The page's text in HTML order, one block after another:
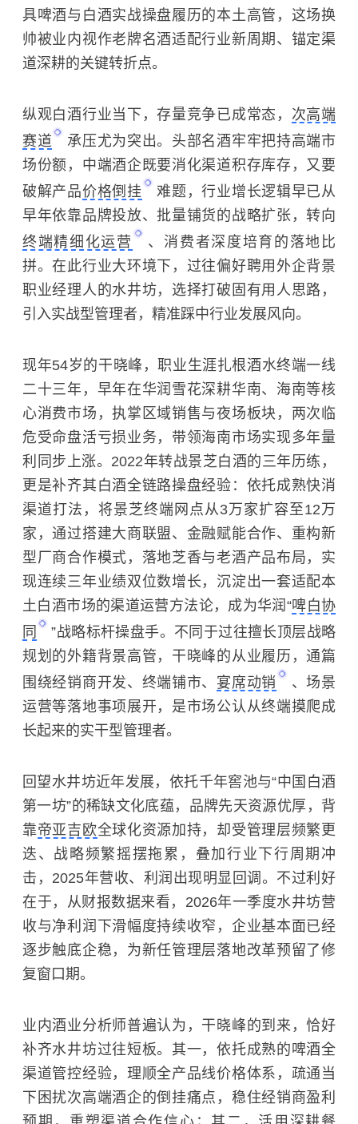
具啤酒与白酒实战操盘履历的本土高管，这场换
帅被业内视作老牌名酒适配行业新周期、锚定渠
道深耕的关键转折点。
纵观白酒行业当下，存量竞争已成常态， 次高端
赛道
承压尤为突出。头部名酒牢牢把持高端市
场份额，中端酒企既要消化渠道积存库存，又要
破解产品价格倒挂
难题，行业增长逻辑早已从
早年依靠品牌投放、批量铺货的战略扩张，转向
终端精细化运营
、消费者深度培育的落地比
拼。在此行业大环境下，过往偏好聘用外企背景
职业经理人的水井坊，选择打破固有用人思路，
引入实战型管理者，精准踩中行业发展风向。
现年54岁的干晓峰，职业生涯扎根酒水终端一线
二十三年，早年在华润雪花深耕华南、海南等核
心消费市场，执掌区域销售与夜场板块，两次临
危受命盘活亏损业务，带领海南市场实现多年量
利同步上涨。2022年转战景芝白酒的三年历练，
更是补齐其白酒全链路操盘经验：依托成熟快消
渠道打法，将景芝终端网点从3万家扩容至12万
家，通过搭建大商联盟、金融赋能合作、重构新
型厂商合作模式，落地芝香与老酒产品布局，实
现连续三年业绩双位数增长，沉淀出一套适配本
土白酒市场的渠道运营方法论，成为华润“啤白协
同
”战略标杆操盘手。不同于过往擅长顶层战略
规划的外籍背景高管，干晓峰的从业履历，通篇
围绕经销商开发、终端铺市、 宴席动销
、场景
运营等落地事项展开，是市场公认从终端摸爬成
长起来的实干型管理者。
回望水井坊近年发展，依托千年窖池与“中国白酒
第一坊”的稀缺文化底蕴，品牌先天资源优厚，背
靠帝亚吉欧全球化资源加持，却受管理层频繁更
迭、战略频繁摇摆拖累，叠加行业下行周期冲
击，2025年营收、利润出现明显回调。不过利好
在于，从财报数据来看，2026年一季度水井坊营
收与净利润下滑幅度持续收窄，企业基本面已经
逐步触底企稳，为新任管理层落地改革预留了修
复窗口期。
业内酒业分析师普遍认为，干晓峰的到来，恰好
补齐水井坊过往短板。其一，依托成熟的啤酒全
渠道管控经验，理顺全产品线价格体系，疏通当
下困扰次高端酒企的倒挂痛点，稳住经销商盈利